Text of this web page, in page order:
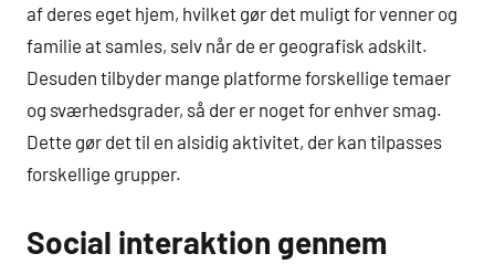
af deres eget hjem, hvilket gør det muligt for venner og
familie at samles, selv når de er geografisk adskilt.
Desuden tilbyder mange platforme forskellige temaer
og sværhedsgrader, så der er noget for enhver smag.
Dette gør det til en alsidig aktivitet, der kan tilpasses
forskellige grupper.
Social interaktion gennem